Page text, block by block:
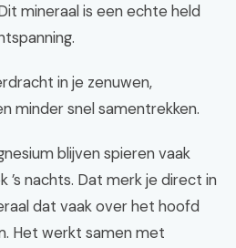
mineraal is een echte held
in je zenuwen,
minder snel samentrekken.
blijven spieren vaak
’s nachts. Dat merk je direct in
dat vaak over het hoofd
Het werkt samen met